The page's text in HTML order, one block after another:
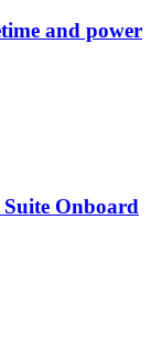
and power
Onboard